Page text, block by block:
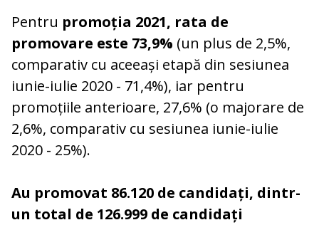
Pentru promoția 2021, rata de
promovare este 73,9% (un plus de 2,5%,
comparativ cu aceeași etapă din sesiunea
iunie-iulie 2020 - 71,4%), iar pentru
promoțiile anterioare, 27,6% (o majorare de
2,6%, comparativ cu sesiunea iunie-iulie
2020 - 25%).
Au promovat 86.120 de candidați, dintr-
un total de 126.999 de candidați